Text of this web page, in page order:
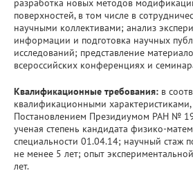
разработка новых методов
поверхностей, в том числе в
научными коллективами; анализ
информации и подготовка научных
исследований; представление
всероссийских конференциях и
Квалификационные требования: в
квалификационными
Постановлением Президиумом РАН №
ученая степень кандидата физико-
специальности 01.04.14; научный стаж
не менее 5 лет; опыт
лет.